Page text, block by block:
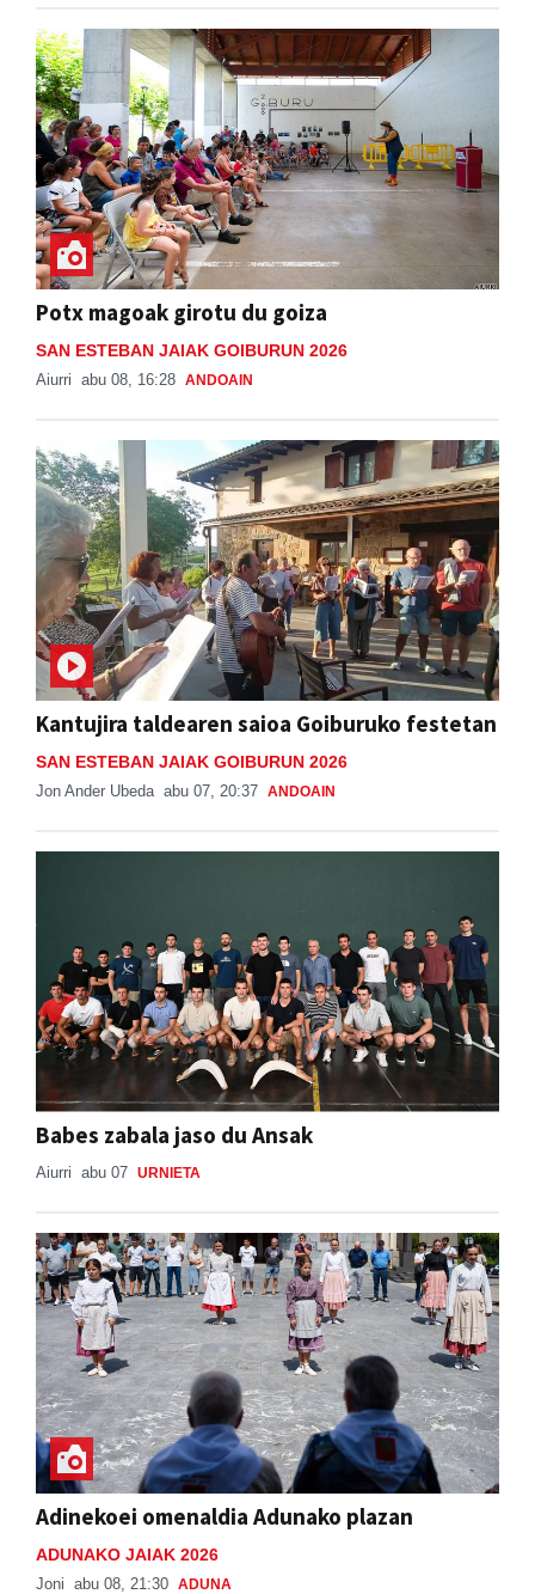
Potx magoak girotu du goiza
SAN ESTEBAN JAIAK GOIBURUN 2026
Aiurri abu 08, 16:28 ANDOAIN
Kantujira taldearen saioa Goiburuko festetan
SAN ESTEBAN JAIAK GOIBURUN 2026
Jon Ander Ubeda abu 07, 20:37 ANDOAIN
Babes zabala jaso du Ansak
Aiurri abu 07 URNIETA
Adinekoei omenaldia Adunako plazan
ADUNAKO JAIAK 2026
Joni abu 08, 21:30 ADUNA